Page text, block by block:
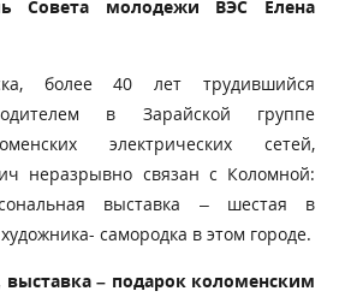
Совета молодежи ВЭС Елена
более 40 лет трудившийся
водителем в Зарайской группе
электрических сетей,
неразрывно связан с Коломной:
выставка – шестая в
самородка в этом городе.
выставка – подарок коломенским